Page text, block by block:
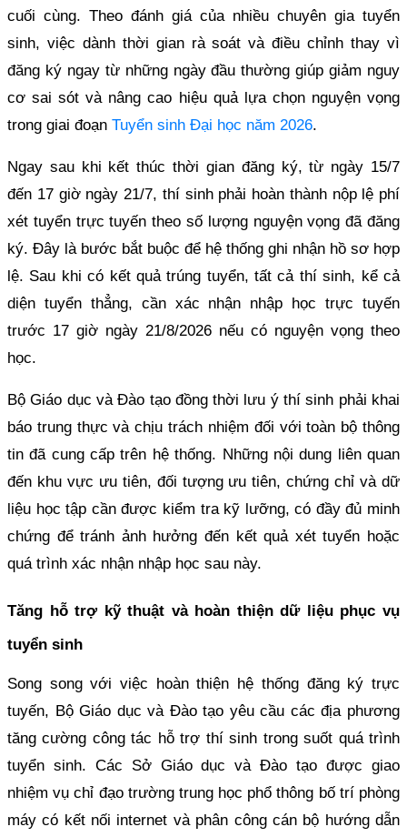
cuối cùng. Theo đánh giá của nhiều chuyên gia tuyển
sinh, việc dành thời gian rà soát và điều chỉnh thay vì
đăng ký ngay từ những ngày đầu thường giúp giảm nguy
cơ sai sót và nâng cao hiệu quả lựa chọn nguyện vọng
trong giai đoạn Tuyển sinh Đại học năm 2026.
Ngay sau khi kết thúc thời gian đăng ký, từ ngày 15/7
đến 17 giờ ngày 21/7, thí sinh phải hoàn thành nộp lệ phí
xét tuyển trực tuyến theo số lượng nguyện vọng đã đăng
ký. Đây là bước bắt buộc để hệ thống ghi nhận hồ sơ hợp
lệ. Sau khi có kết quả trúng tuyển, tất cả thí sinh, kể cả
diện tuyển thẳng, cần xác nhận nhập học trực tuyến
trước 17 giờ ngày 21/8/2026 nếu có nguyện vọng theo
học.
Bộ Giáo dục và Đào tạo đồng thời lưu ý thí sinh phải khai
báo trung thực và chịu trách nhiệm đối với toàn bộ thông
tin đã cung cấp trên hệ thống. Những nội dung liên quan
đến khu vực ưu tiên, đối tượng ưu tiên, chứng chỉ và dữ
liệu học tập cần được kiểm tra kỹ lưỡng, có đầy đủ minh
chứng để tránh ảnh hưởng đến kết quả xét tuyển hoặc
quá trình xác nhận nhập học sau này.
Tăng hỗ trợ kỹ thuật và hoàn thiện dữ liệu phục vụ
tuyển sinh
Song song với việc hoàn thiện hệ thống đăng ký trực
tuyến, Bộ Giáo dục và Đào tạo yêu cầu các địa phương
tăng cường công tác hỗ trợ thí sinh trong suốt quá trình
tuyển sinh. Các Sở Giáo dục và Đào tạo được giao
nhiệm vụ chỉ đạo trường trung học phổ thông bố trí phòng
máy có kết nối internet và phân công cán bộ hướng dẫn